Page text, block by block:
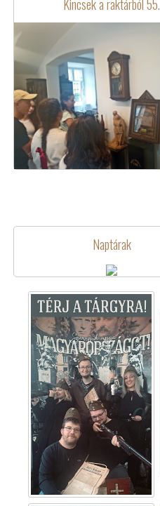
Kincsek a raktárból 55.
Naptárak